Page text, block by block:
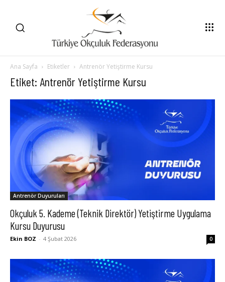
Ana Sayfa Etiketler Antrenör Yetiştirme Kursu
Etiket: Antrenör Yetiştirme Kursu
Antrenör Duyuruları
Okçuluk 5. Kademe (Teknik Direktör) Yetiştirme Uygulama
Kursu Duyurusu
Ekin BOZ - 4 Şubat 2026 0